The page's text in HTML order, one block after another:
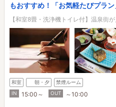
もおすすめ！「お気軽たびプラン
【和室8畳・洗浄機トイレ付】温泉街
和室 朝・夕
禁煙ルーム
IN
15:00～ OUT ～10:00